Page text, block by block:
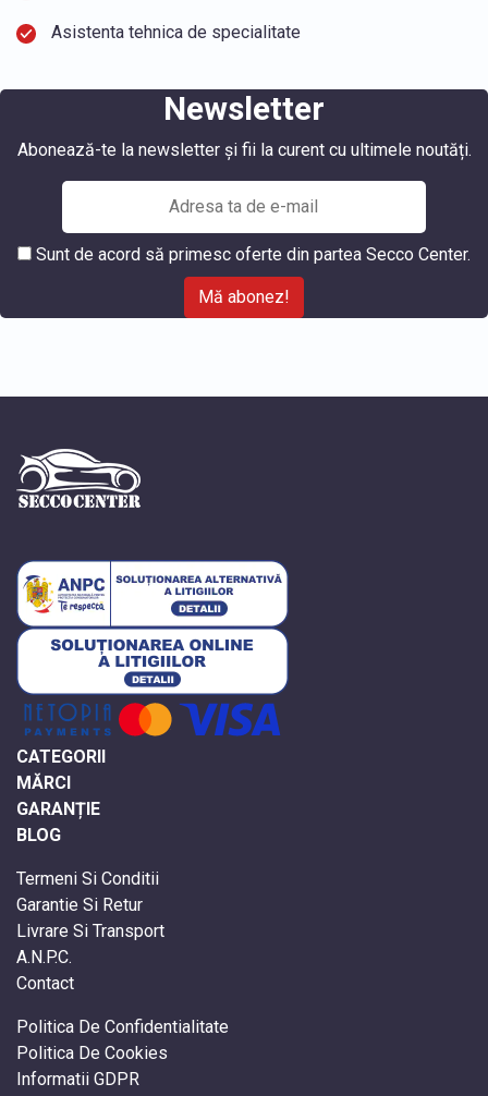
Asistenta tehnica de specialitate
Newsletter
Abonează-te la newsletter și fii la curent cu ultimele noutăți.
Sunt de acord să primesc oferte din partea Secco Center.
Mă abonez!
CATEGORII
MĂRCI
GARANȚIE
BLOG
Termeni Si Conditii
Garantie Si Retur
Livrare Si Transport
A.N.P.C.
Contact
Politica De Confidentialitate
Politica De Cookies
Informatii GDPR